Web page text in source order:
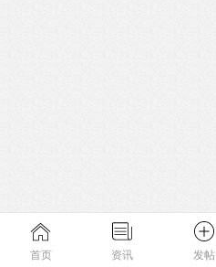
首页 资讯 发帖